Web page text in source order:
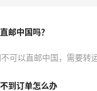
邮中国吗？
可以直邮中国，需要转运
到订单怎么办